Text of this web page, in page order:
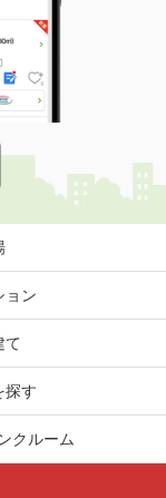
ョン
て
探す
クルーム